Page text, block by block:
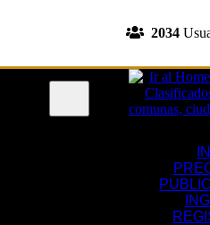
2034